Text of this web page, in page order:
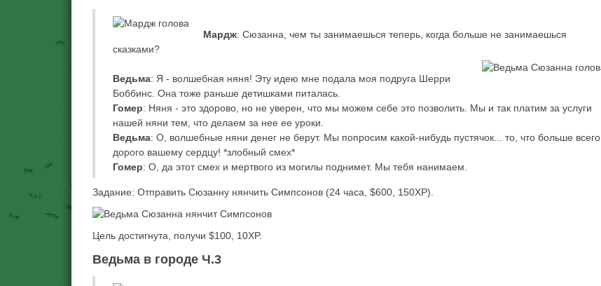
Мардж: Сюзанна, чем ты занимаешься теперь, когда больше не занимаешься
сказками?
Ведьма: Я - волшебная няня! Эту идею мне подала моя подруга Шерри
Боббинс. Она тоже раньше детишками питалась.
Гомер: Няня - это здорово, но не уверен, что мы можем себе это позволить. Мы и так платим за услуги
нашей няни тем, что делаем за нее ее уроки.
Ведьма: О, волшебные няни денег не берут. Мы попросим какой-нибудь пустячок... то, что больше всего
дорого вашему сердцу! *злобный смех*
Гомер: О, да этот смех и мертвого из могилы поднимет. Мы тебя нанимаем.
Задание: Отправить Сюзанну нянчить Симпсонов (24 часа, $600, 150XP).
Цель достигнута, получи $100, 10XP.
Ведьма в городе Ч.3